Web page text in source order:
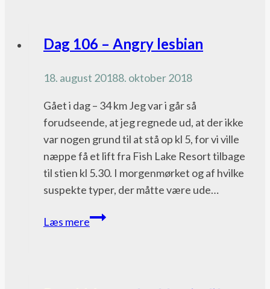
Pacific
Trail
Dag 106 – Angry lesbian
18. august 20188. oktober 2018
Gået i dag – 34 km Jeg var i går så
forudseende, at jeg regnede ud, at der ikke
var nogen grund til at stå op kl 5, for vi ville
næppe få et lift fra Fish Lake Resort tilbage
til stien kl 5.30. I morgenmørket og af hvilke
suspekte typer, der måtte være ude…
Læs mereDag